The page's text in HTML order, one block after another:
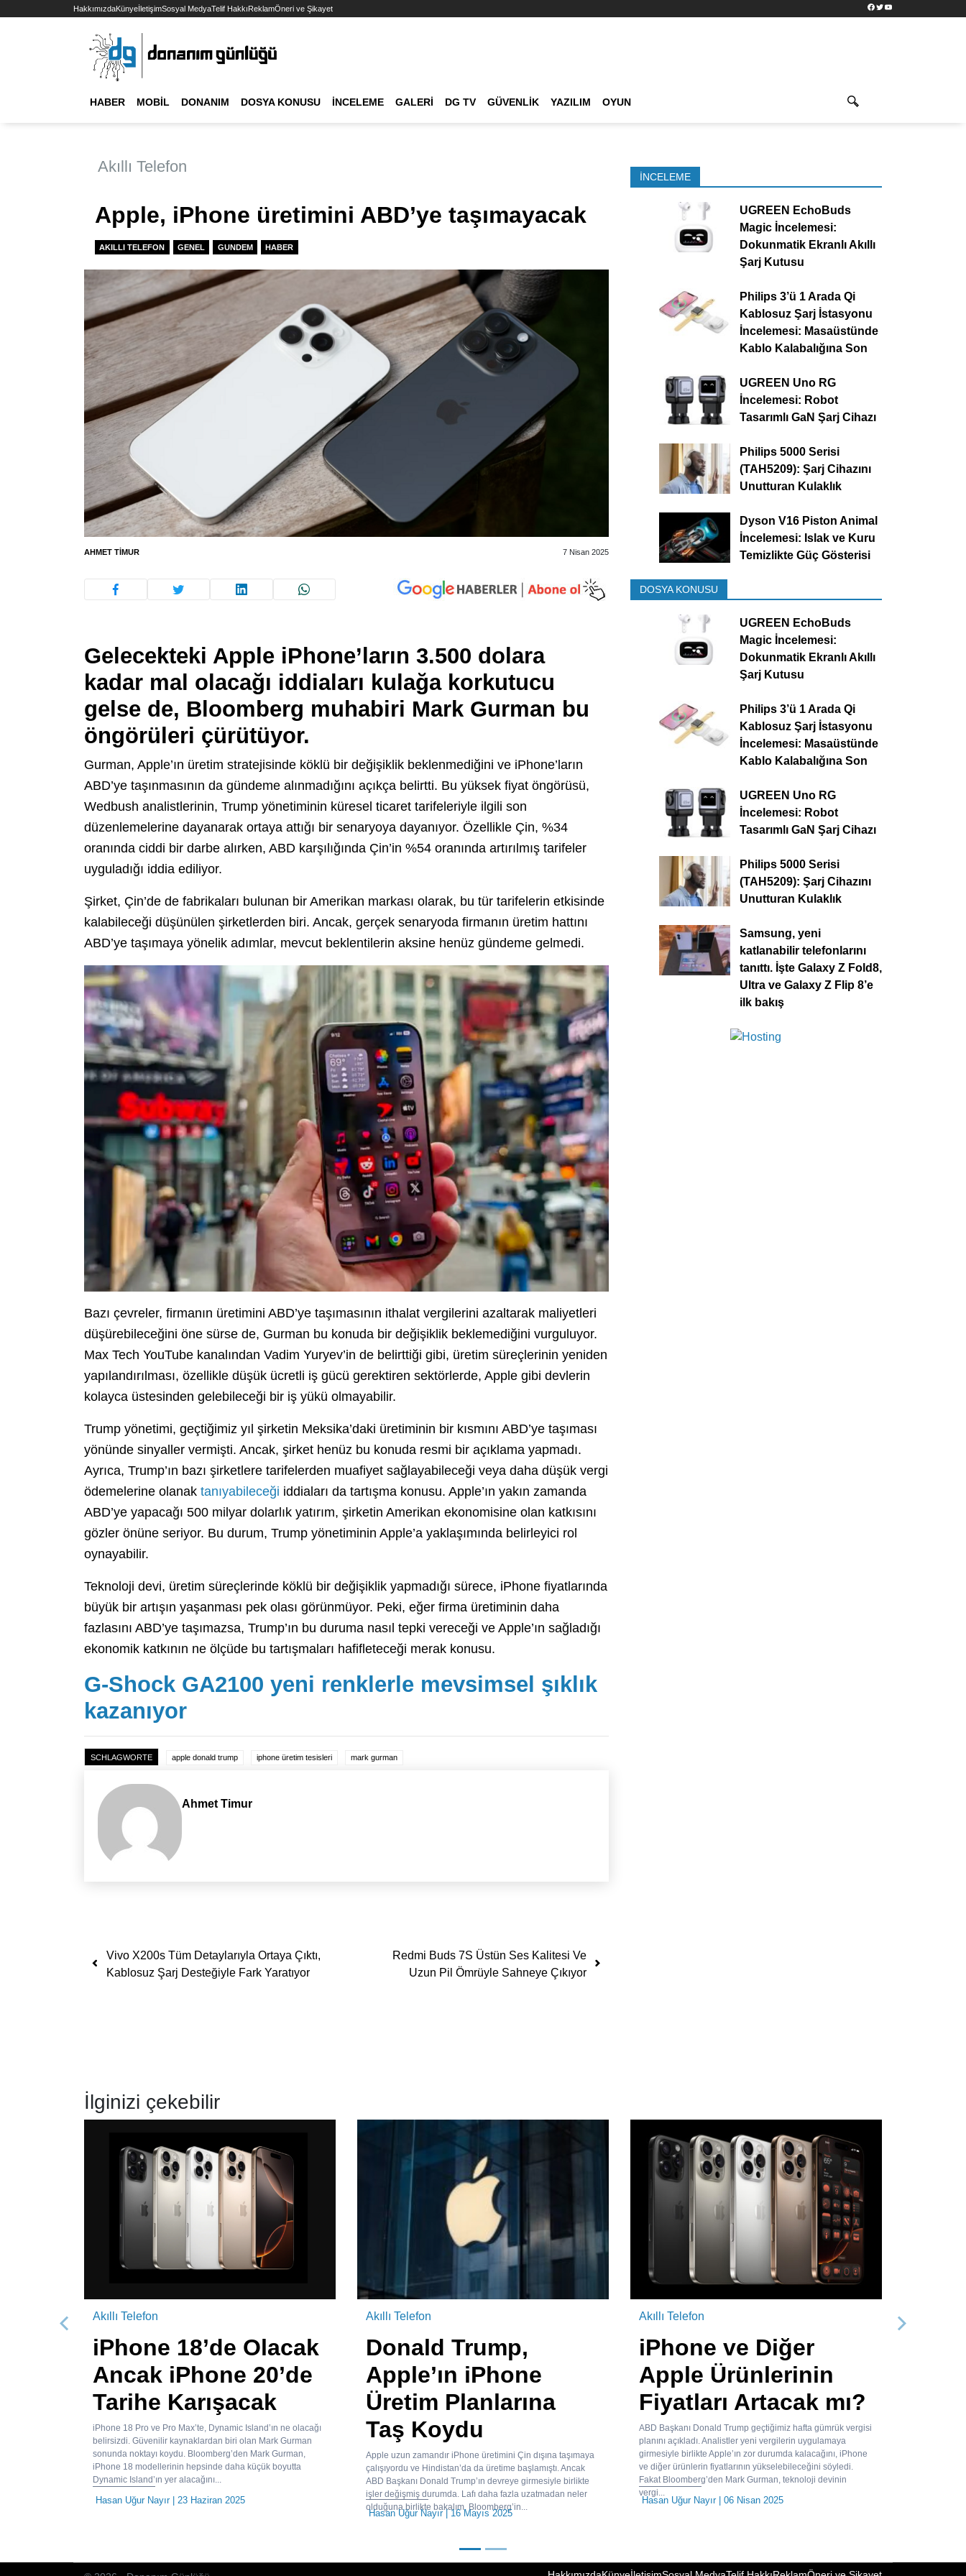
HakkımızdaKünyeİletişimSosyal MedyaTelif HakkıReklamÖneri ve Şikayet Facebook
TwitterYouTube
HABER MOBIL DONANIM DOSYA KONUSU İNCELEME GALERI DG TV GÜVENLIK YAZILIM OYUN
Akıllı Telefon
Apple, iPhone üretimini ABD’ye taşımayacak
AKILLI TELEFON GENEL GUNDEM HABER
AHMET TIMUR 7 Nisan 2025
Gelecekteki Apple iPhone’ların 3.500 dolara
kadar mal olacağı iddiaları kulağa korkutucu
gelse de, Bloomberg muhabiri Mark Gurman bu
öngörüleri çürütüyor.
Gurman, Apple’ın üretim stratejisinde köklü bir değişiklik beklenmediğini ve iPhone’ların
ABD’ye taşınmasının da gündeme alınmadığını açıkça belirtti. Bu yüksek fiyat öngörüsü,
Wedbush analistlerinin, Trump yönetiminin küresel ticaret tarifeleriyle ilgili son
düzenlemelerine dayanarak ortaya attığı bir senaryoya dayanıyor. Özellikle Çin, %34
oranında ciddi bir darbe alırken, ABD karşılığında Çin’in %54 oranında artırılmış tarifeler
uyguladığı iddia ediliyor.
Şirket, Çin’de de fabrikaları bulunan bir Amerikan markası olarak, bu tür tarifelerin etkisinde
kalabileceği düşünülen şirketlerden biri. Ancak, gerçek senaryoda firmanın üretim hattını
ABD’ye taşımaya yönelik adımlar, mevcut beklentilerin aksine henüz gündeme gelmedi.
Bazı çevreler, firmanın üretimini ABD’ye taşımasının ithalat vergilerini azaltarak maliyetleri
düşürebileceğini öne sürse de, Gurman bu konuda bir değişiklik beklemediğini vurguluyor.
Max Tech YouTube kanalından Vadim Yuryev’in de belirttiği gibi, üretim süreçlerinin yeniden
yapılandırılması, özellikle düşük ücretli iş gücü gerektiren sektörlerde, Apple gibi devlerin
kolayca üstesinden gelebileceği bir iş yükü olmayabilir.
Trump yönetimi, geçtiğimiz yıl şirketin Meksika’daki üretiminin bir kısmını ABD’ye taşıması
yönünde sinyaller vermişti. Ancak, şirket henüz bu konuda resmi bir açıklama yapmadı.
Ayrıca, Trump’ın bazı şirketlere tarifelerden muafiyet sağlayabileceği veya daha düşük vergi
ödemelerine olanak tanıyabileceği iddiaları da tartışma konusu. Apple’ın yakın zamanda
ABD’ye yapacağı 500 milyar dolarlık yatırım, şirketin Amerikan ekonomisine olan katkısını
gözler önüne seriyor. Bu durum, Trump yönetiminin Apple’a yaklaşımında belirleyici rol
oynayabilir.
Teknoloji devi, üretim süreçlerinde köklü bir değişiklik yapmadığı sürece, iPhone fiyatlarında
büyük bir artışın yaşanması pek olası görünmüyor. Peki, eğer firma üretiminin daha
fazlasını ABD’ye taşımazsa, Trump’ın bu duruma nasıl tepki vereceği ve Apple’ın sağladığı
ekonomik katkının ne ölçüde bu tartışmaları hafifleteceği merak konusu.
G-Shock GA2100 yeni renklerle mevsimsel şıklık
kazanıyor
SCHLAGWORTE apple donald trump iphone üretim tesisleri mark gurman
Ahmet Timur
Yazı dolaşımı
Vivo X200s Tüm Detaylarıyla Ortaya Çıktı,
Kablosuz Şarj Desteğiyle Fark Yaratıyor
Redmi Buds 7S Üstün Ses Kalitesi Ve
Uzun Pil Ömrüyle Sahneye Çıkıyor
İNCELEME
UGREEN EchoBuds
Magic İncelemesi:
Dokunmatik Ekranlı Akıllı
Şarj Kutusu
Philips 3’ü 1 Arada Qi
Kablosuz Şarj İstasyonu
İncelemesi: Masaüstünde
Kablo Kalabalığına Son
UGREEN Uno RG
İncelemesi: Robot
Tasarımlı GaN Şarj Cihazı
Philips 5000 Serisi
(TAH5209): Şarj Cihazını
Unutturan Kulaklık
Dyson V16 Piston Animal
İncelemesi: Islak ve Kuru
Temizlikte Güç Gösterisi
DOSYA KONUSU
UGREEN EchoBuds
Magic İncelemesi:
Dokunmatik Ekranlı Akıllı
Şarj Kutusu
Philips 3’ü 1 Arada Qi
Kablosuz Şarj İstasyonu
İncelemesi: Masaüstünde
Kablo Kalabalığına Son
UGREEN Uno RG
İncelemesi: Robot
Tasarımlı GaN Şarj Cihazı
Philips 5000 Serisi
(TAH5209): Şarj Cihazını
Unutturan Kulaklık
Samsung, yeni
katlanabilir telefonlarını
tanıttı. İşte Galaxy Z Fold8,
Ultra ve Galaxy Z Flip 8’e
ilk bakış
İlginizi çekebilir
Akıllı Telefon
iPhone 18’de Olacak
Ancak iPhone 20’de
Tarihe Karışacak
iPhone 18 Pro ve Pro Max’te, Dynamic Island’ın ne olacağı
belirsizdi. Güvenilir kaynaklardan biri olan Mark Gurman
sonunda noktayı koydu. Bloomberg’den Mark Gurman,
iPhone 18 modellerinin hepsinde daha küçük boyutta
Dynamic Island’ın yer alacağını...
Hasan Uğur Nayır| 23 Haziran 2025
Akıllı Telefon
Donald Trump,
Apple’ın iPhone
Üretim Planlarına
Taş Koydu
Apple uzun zamandır iPhone üretimini Çin dışına taşımaya
çalışıyordu ve Hindistan’da da üretime başlamıştı. Ancak
ABD Başkanı Donald Trump’ın devreye girmesiyle birlikte
işler değişmiş durumda. Lafı daha fazla uzatmadan neler
olduğuna birlikte bakalım. Bloomberg’in...
Hasan Uğur Nayır| 16 Mayıs 2025
Akıllı Telefon
iPhone ve Diğer
Apple Ürünlerinin
Fiyatları Artacak mı?
ABD Başkanı Donald Trump geçtiğimiz hafta gümrük vergisi
planını açıkladı. Analistler yeni vergilerin uygulamaya
girmesiyle birlikte Apple’ın zor durumda kalacağını, iPhone
ve diğer ürünlerin fiyatlarının yükselebileceğini söyledi.
Fakat Bloomberg’den Mark Gurman, teknoloji devinin
vergi...
Hasan Uğur Nayır| 06 Nisan 2025
Önceki Sonraki